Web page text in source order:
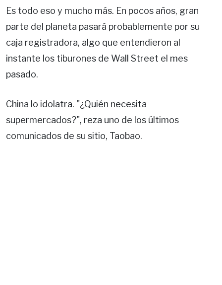
Es todo eso y mucho más. En pocos años, gran
parte del planeta pasará probablemente por su
caja registradora, algo que entendieron al
instante los tiburones de Wall Street el mes
pasado.
China lo idolatra. "¿Quién necesita
supermercados?", reza uno de los últimos
comunicados de su sitio, Taobao.